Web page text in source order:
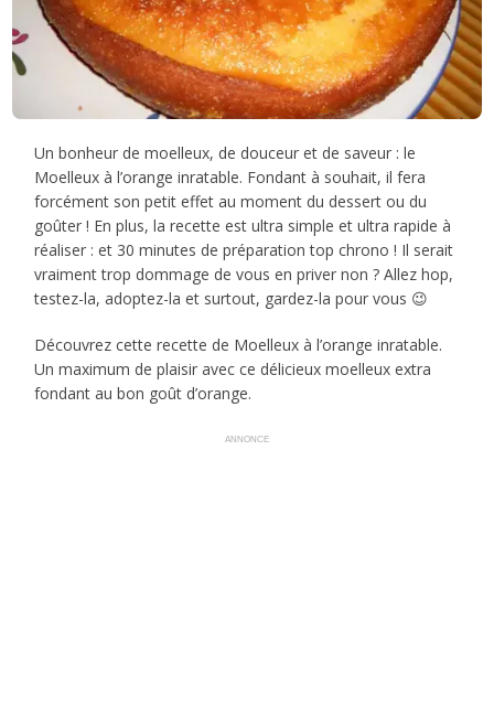
Un bonheur de moelleux, de douceur et de saveur : le
Moelleux à l’orange inratable. Fondant à souhait, il fera
forcément son petit effet au moment du dessert ou du
goûter ! En plus, la recette est ultra simple et ultra rapide à
réaliser : et 30 minutes de préparation top chrono ! Il serait
vraiment trop dommage de vous en priver non ? Allez hop,
testez-la, adoptez-la et surtout, gardez-la pour vous 😉
Découvrez cette recette de Moelleux à l’orange inratable.
Un maximum de plaisir avec ce délicieux moelleux extra
fondant au bon goût d’orange.
ANNONCE